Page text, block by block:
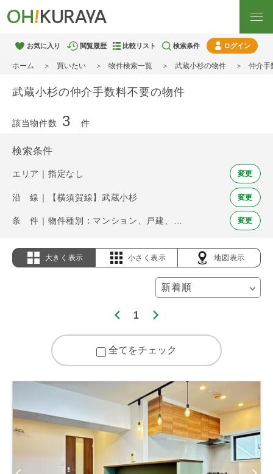
お気に入り 閲覧履歴 比較リスト 検索条件 ログイン
ホーム 買いたい 物件検索一覧 武蔵小杉の物件 仲介手
武蔵小杉の仲介手数料不要の物件
該当物件数 3 件
検索条件
エリア｜指定なし 変更
沿 線｜【横須賀線】武蔵小杉 変更
変更
大きく表示 小さく表示 地図表示
1
全てをチェック